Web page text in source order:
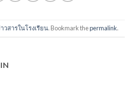
วสารในโรงเรียน. Bookmark thepermalink.